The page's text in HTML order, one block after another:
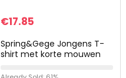
€17.85
Spring&Gege Jongens T-
shirt met korte mouwen
katoen voor kinderen